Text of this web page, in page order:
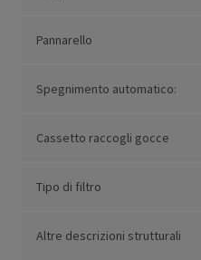
Pannarello
Spegnimento automatico:
Cassetto raccogli gocce
Tipo di filtro
Altre descrizioni strutturali